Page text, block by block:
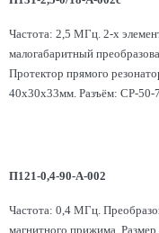
Частота: 2,5 МГц. 2-х
малогабаритный
Протектор прямого
40x30х33мм. Разъём: СР-50-
П121-0,4-90-А-002
Частота: 0,4 МГц.
магнитного прижима.